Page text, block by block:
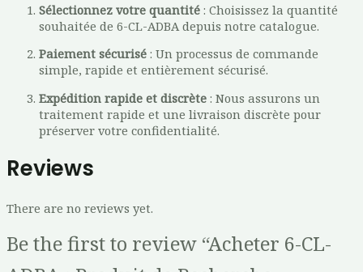
Sélectionnez votre quantité : Choisissez la quantité
souhaitée de 6-CL-ADBA depuis notre catalogue.
Paiement sécurisé : Un processus de commande
simple, rapide et entièrement sécurisé.
Expédition rapide et discrète : Nous assurons un
traitement rapide et une livraison discrète pour
préserver votre confidentialité.
Reviews
There are no reviews yet.
Be the first to review “Acheter 6-CL-